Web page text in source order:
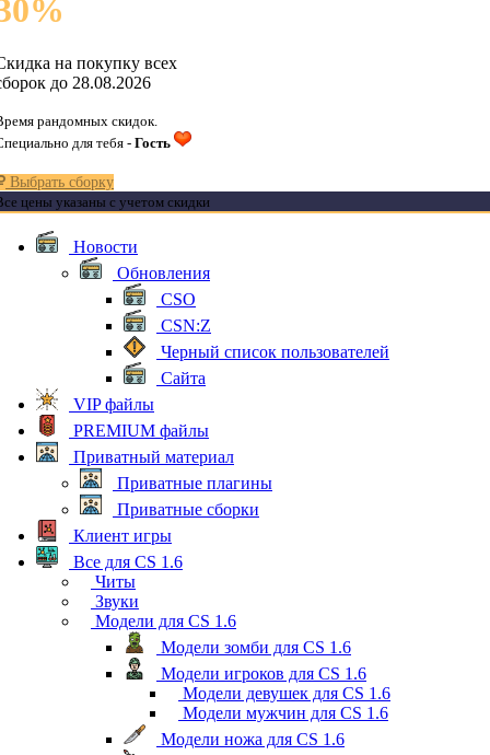
%
на покупку всех
до 28.08.2026
рандомных скидок.
для тебя - Гость
Выбрать сборку
цены указаны с учетом скидки
Новости
Обновления
CSO
CSN:Z
Черный список пользователей
Сайта
VIP файлы
PREMIUM файлы
Приватный материал
Приватные плагины
Приватные сборки
Клиент игры
Все для CS 1.6
Читы
Звуки
Модели для CS 1.6
Модели зомби для CS 1.6
Модели игроков для CS 1.6
Модели девушек для CS 1.6
Модели мужчин для CS 1.6
Модели ножа для CS 1.6